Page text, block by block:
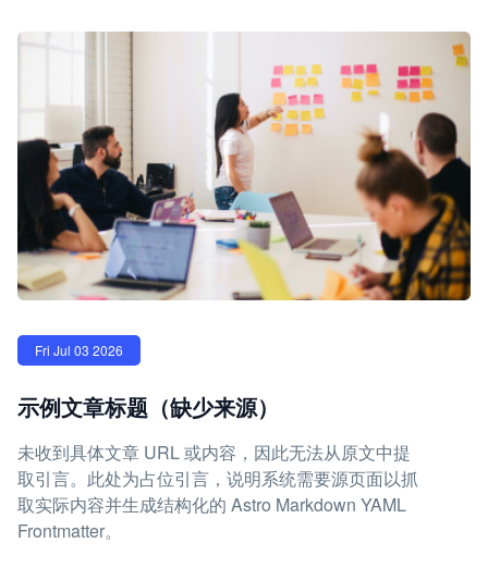
Fri Jul 03 2026
示例文章标题（缺少来源）
未收到具体文章 URL 或内容，因此无法从原文中提
取引言。此处为占位引言，说明系统需要源页面以抓
取实际内容并生成结构化的 Astro Markdown YAML
Frontmatter。